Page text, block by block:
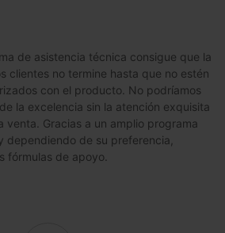
de asistencia técnica consigue que la
clientes no termine hasta que no estén
con el producto. No podríamos
la excelencia sin la atención exquisita
venta. Gracias a un amplio programa
dependiendo de su preferencia,
fórmulas de apoyo.